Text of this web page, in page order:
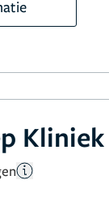
Kliniek